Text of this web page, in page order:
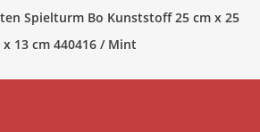
Spielturm Bo Kunststoff 25 cm x 25
x 13 cm 440416 / Mint